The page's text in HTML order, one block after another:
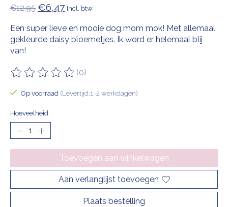
€12,95 €6,47 Incl. btw
Een super lieve en mooie dog mom mok! Met allemaal
gekleurde daisy bloemetjes. Ik word er helemaal blij
van!
De beoordeling van dit product is
(0)
Op voorraad (Levertijd:1-2 werkdagen)
Hoeveelheid:
Toevoegen aan winkelwagen
Aan verlanglijst toevoegen
Plaats bestelling